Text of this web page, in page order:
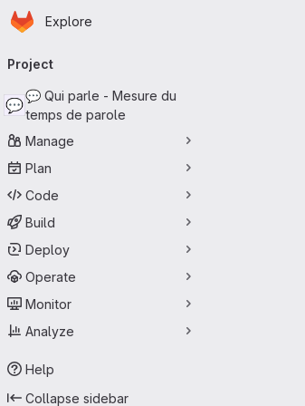
Skip to main content
Homepage
Explore
navigation
Project
💬
💬 Qui parle - Mesure du
temps de parole
Manage
Plan
Code
Build
Deploy
Operate
Monitor
Analyze
Help
Collapse sidebar